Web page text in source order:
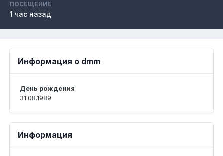
ПОСЕЩЕНИЕ
1 час назад
Информация о dmm
День рождения
31.08.1989
Информация